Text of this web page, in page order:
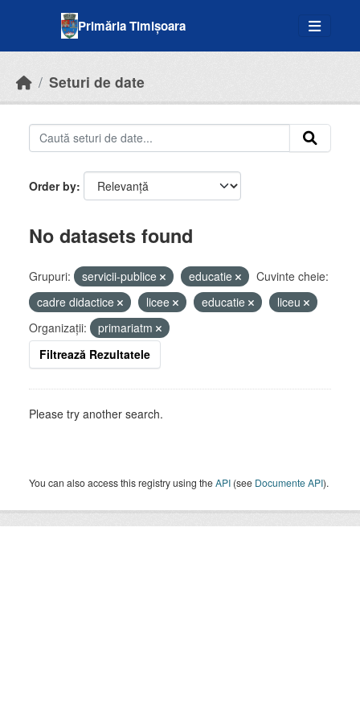
Primăria Timișoara
Seturi de date
Order by
No datasets found
Grupuri: servicii-publice educatie
Cuvinte cheie:
cadre didactice
licee educatie
liceu
Organizații:
primariatm
Filtrează Rezultatele
Please try another search.
You can also access this registry using theAPI (see Documente API).